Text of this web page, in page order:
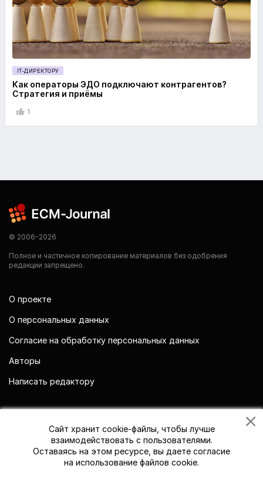
IT-ДИРЕКТОРУ
Как операторы ЭДО подключают контрагентов?
Стратегия и приёмы
1
© 2006-2026
Полное и частичное копирование материалов без одобрения
редакции запрещено.
О проекте
О персональных данных
Согласие на обработку персональных данных
Авторы
Написать редактору
Сайт хранит cookie-файлы, чтобы лучше
взаимодействовать с пользователями.
Оставаясь на этом ресурсе, вы даете согласие
на использование файлов cookie.